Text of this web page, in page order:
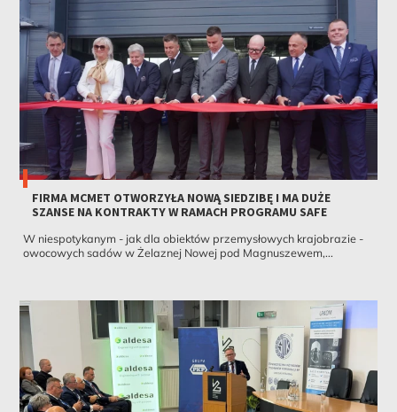
FIRMA MCMET OTWORZYŁA NOWĄ SIEDZIBĘ I MA DUŻE
SZANSE NA KONTRAKTY W RAMACH PROGRAMU SAFE
W niespotykanym - jak dla obiektów przemysłowych krajobrazie -
owocowych sadów w Żelaznej Nowej pod Magnuszewem,...